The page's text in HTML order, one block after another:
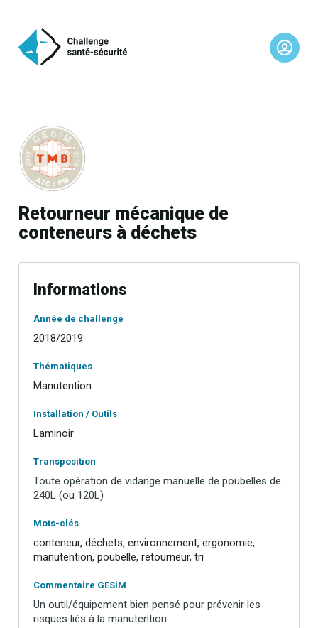
Retourneur mécanique de
conteneurs à déchets
Informations
Année de challenge
2018/2019
Thématiques
Manutention
Installation / Outils
Laminoir
Transposition
Toute opération de vidange manuelle de poubelles de
240L (ou 120L)
Mots-clés
conteneur, déchets, environnement, ergonomie,
manutention, poubelle, retourneur, tri
Commentaire GESiM
Un outil/équipement bien pensé pour prévenir les
risques liés à la manutention.